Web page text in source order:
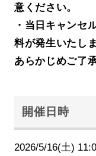
意ください。
・当日キャンセ
料が発生いたしま
あらかじめご了
開催日時
2026/5/16(土)